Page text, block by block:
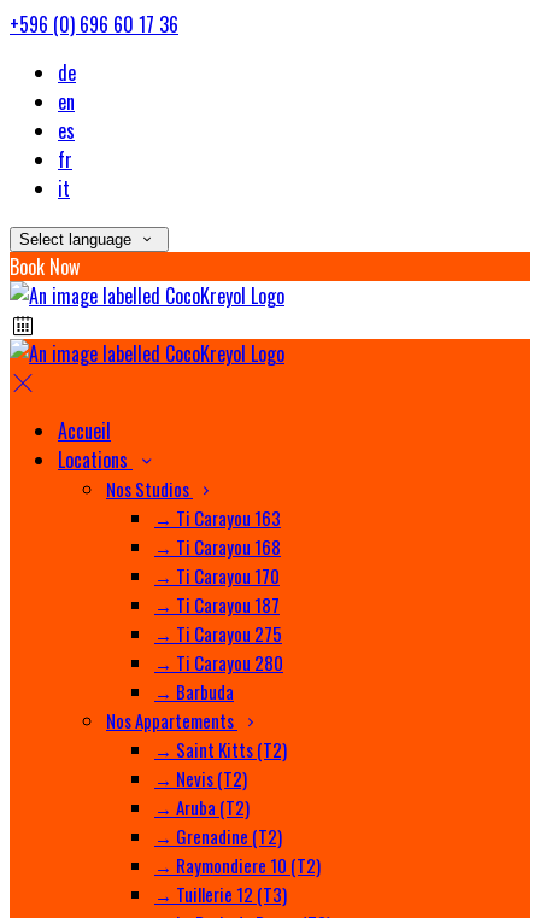
+596 (0) 696 60 17 36
de
en
es
fr
it
Select language
Book Now
Accueil
Locations
Nos Studios
→ Ti Carayou 163
→ Ti Carayou 168
→ Ti Carayou 170
→ Ti Carayou 187
→ Ti Carayou 275
→ Ti Carayou 280
→ Barbuda
Nos Appartements
→ Saint Kitts (T2)
→ Nevis (T2)
→ Aruba (T2)
→ Grenadine (T2)
→ Raymondiere 10 (T2)
→ Tuillerie 12 (T3)